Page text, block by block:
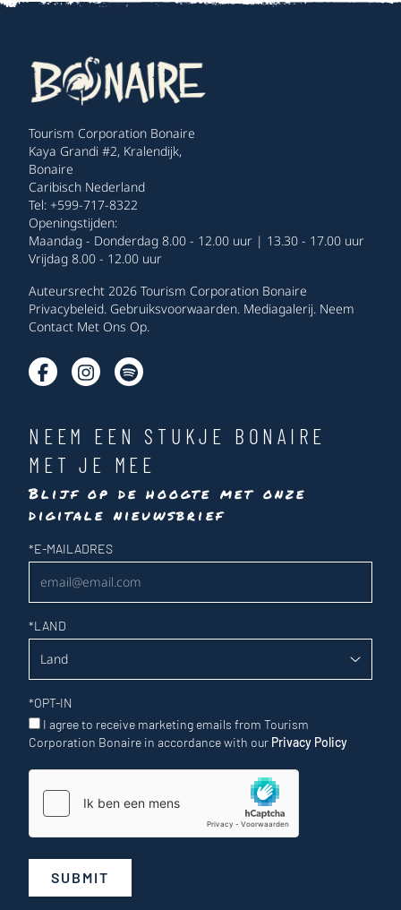
Tourism Corporation Bonaire
Kaya Grandi #2, Kralendijk,
Bonaire
Caribisch Nederland
Tel: +599-717-8322
Openingstijden:
Maandag - Donderdag 8.00 - 12.00 uur | 13.30 - 17.00 uur
Vrijdag 8.00 - 12.00 uur
Auteursrecht 2026 Tourism Corporation Bonaire
Privacybeleid. Gebruiksvoorwaarden. Mediagalerij. Neem
Contact Met Ons Op.
NEEM EEN STUKJE BONAIRE
MET JE MEE
Blijf op de hoogte met onze
digitale nieuwsbrief
Nieuwsbrief
*E-MAILADRES
*LAND
*OPT-IN
I agree to receive marketing emails from Tourism
Corporation Bonaire in accordance with our Privacy Policy
SUBMIT